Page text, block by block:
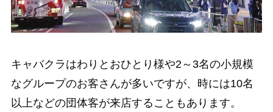
キャバクラはわりとおひとり様や2～3名の小規模
なグループのお客さんが多いですが、時には10名
以上などの団体客が来店することもあります。